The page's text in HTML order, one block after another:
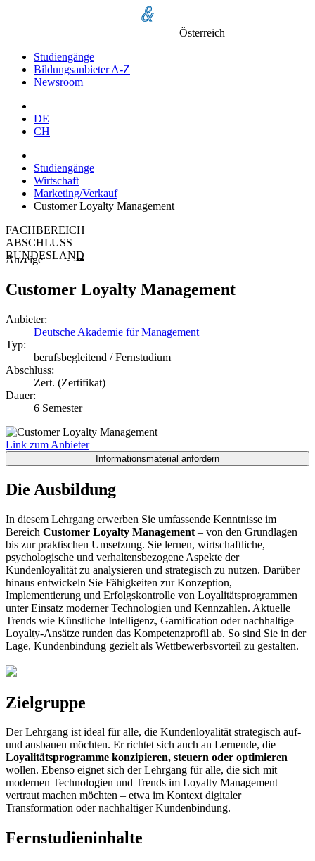
Österreich
Studiengänge
Bildungsanbieter A-Z
Newsroom
DE
CH
Studiengänge
Wirtschaft
Marketing/Verkauf
Customer Loyalty Management
FACHBEREICH
ABSCHLUSS
BUNDESLAND
Anzeige
Customer Loyalty Management
Anbieter:
Deutsche Akademie für Management
Typ:
berufsbegleitend / Fernstudium
Abschluss:
Zert. (Zertifikat)
Dauer:
6 Semester
Link zum Anbieter
Die Ausbildung
In diesem Lehrgang erwerben Sie umfassende Kenntnisse im
Bereich Customer Loyalty Management – von den Grundlagen
bis zur praktischen Umsetzung. Sie lernen, ­wirtschaftliche,
psychologische und verhaltensbezogene Aspekte der
Kundenloyalität zu analysieren und strategisch zu nutzen. Darüber
hinaus entwickeln Sie Fähigkeiten zur Konzeption,
Implementierung und Erfolgskontrolle von Loyalitätsprogrammen
unter Einsatz moderner Technologien und Kennzahlen. Aktuelle
Trends wie Künstliche Intelligenz, Gamification oder nachhaltige
Loyalty-Ansätze runden das Kompetenzprofil ab. So sind Sie in der
Lage, Kundenbindung gezielt als Wettbewerbsvorteil zu gestalten.
Zielgruppe
Der Lehrgang ist ideal für alle, die Kundenloyalität strategisch auf-
und ausbauen möchten. Er richtet sich auch an Lernende, die
Loyalitätsprogramme konzipieren, steuern oder optimieren
wollen. Ebenso eignet sich der Lehrgang für alle, die sich mit
modernen Technologien und Trends im Loyalty Management
vertraut machen möchten – etwa im Kontext digitaler
Transformation oder nachhaltiger Kundenbindung.
Fernstudieninhalte